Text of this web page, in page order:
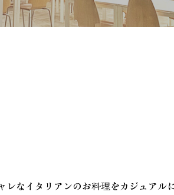
レなイタリアンのお料理をカジュアル